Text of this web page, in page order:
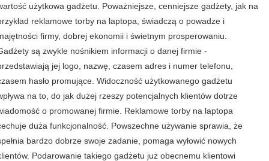
użytkowa gadżetu. Poważniejsze, cenniejsze gadżety, jak na
reklamowe torby na laptopa, świadczą o powadze i
firmy, dobrej ekonomii i świetnym prosperowaniu.
są zwykle nośnikiem informacji o danej firmie -
jej logo, nazwę, czasem adres i numer telefonu,
hasło promujące. Widoczność użytkowanego gadżetu
na to, do jak dużej rzeszy potencjalnych klientów dotrze
o promowanej firmie. Reklamowe torby na laptopa
duża funkcjonalność. Powszechne używanie sprawia, że
bardzo dobrze swoje zadanie, pomaga wyłowić nowych
Podarowanie takiego gadżetu już obecnemu klientowi